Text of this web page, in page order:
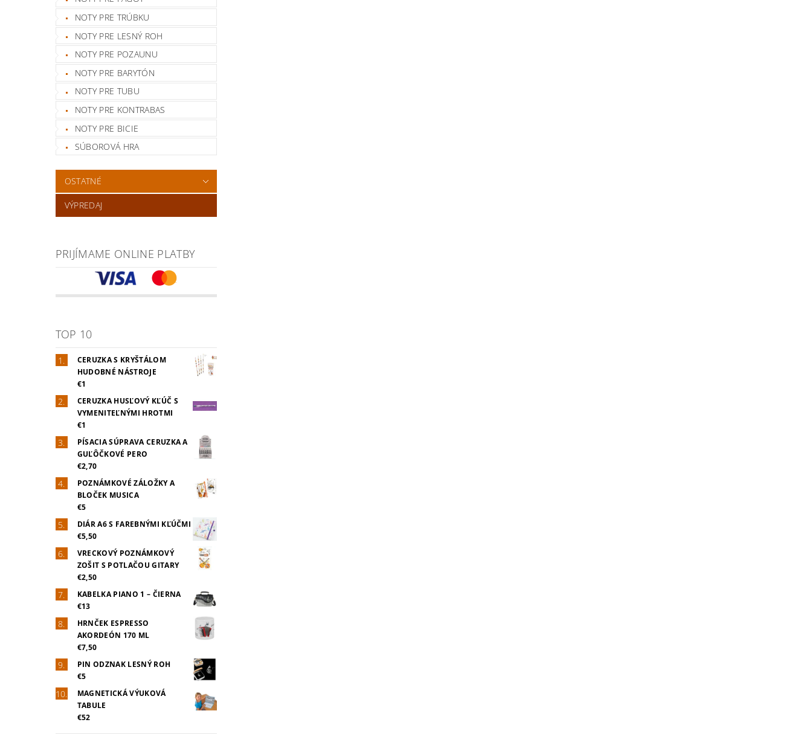
NOTY PRE TRÚBKU
NOTY PRE LESNÝ ROH
NOTY PRE POZAUNU
NOTY PRE BARYTÓN
NOTY PRE TUBU
NOTY PRE KONTRABAS
NOTY PRE BICIE
SÚBOROVÁ HRA
OSTATNÉ
VÝPREDAJ
PRIJÍMAME ONLINE PLATBY
TOP 10
CERUZKA S KRYŠTÁLOM
HUDOBNÉ NÁSTROJE
€1
CERUZKA HUSĽOVÝ KĽÚČ S
VYMENITEĽNÝMI HROTMI
€1
PÍSACIA SÚPRAVA CERUZKA A
GUĽÔČKOVÉ PERO
€2,70
POZNÁMKOVÉ ZÁLOŽKY A
BLOČEK MUSICA
€5
DIÁR A6 S FAREBNÝMI KĽÚČMI
€5,50
VRECKOVÝ POZNÁMKOVÝ
ZOŠIT S POTLAČOU GITARY
€2,50
KABELKA PIANO 1 – ČIERNA
€13
HRNČEK ESPRESSO
AKORDEÓN 170 ML
€7,50
PIN ODZNAK LESNÝ ROH
€5
MAGNETICKÁ VÝUKOVÁ
TABULE
€52